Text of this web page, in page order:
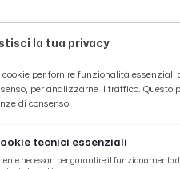
la tua privacy
per fornire funzionalità essenziali
per analizzarne il traffico. Questo
di consenso.
tecnici essenziali
necessari per garantire il funzionamento